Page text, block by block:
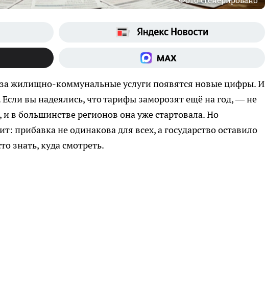
жилищно-коммунальные услуги появятся новые цифры. И
вы надеялись, что тарифы заморозят ещё на год, — не
в большинстве регионов она уже стартовала. Но
прибавка не одинакова для всех, а государство оставило
знать, куда смотреть.